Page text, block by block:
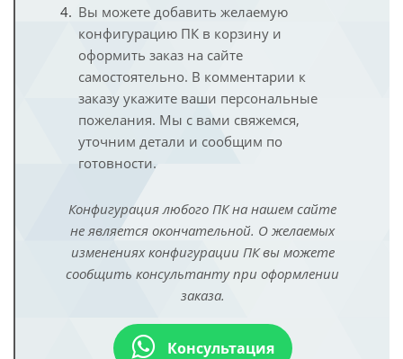
Вы можете добавить желаемую
конфигурацию ПК в корзину и
оформить заказ на сайте
самостоятельно. В комментарии к
заказу укажите ваши персональные
пожелания. Мы с вами свяжемся,
уточним детали и сообщим по
готовности.
Конфигурация любого ПК на нашем сайте
не является окончательной. О желаемых
изменениях конфигурации ПК вы можете
сообщить консультанту при оформлении
заказа.
Консультация